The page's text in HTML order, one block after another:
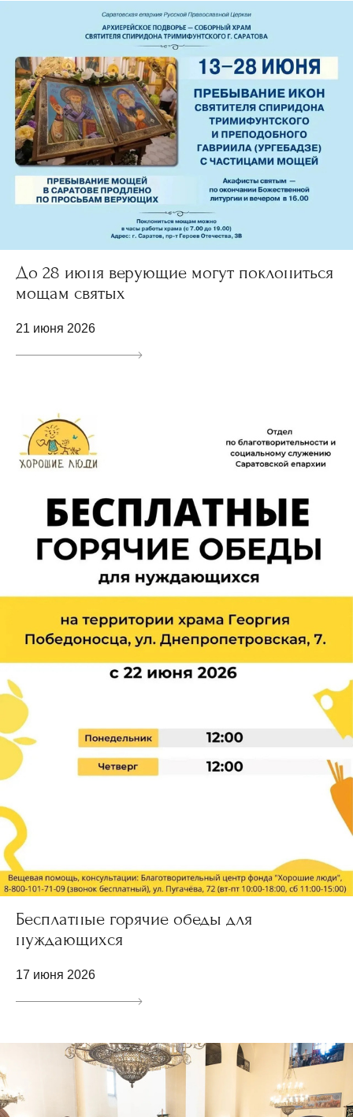
До 28 июня верующие могут поклониться
мощам святых
21 июня 2026
Бесплатные горячие обеды для
нуждающихся
17 июня 2026